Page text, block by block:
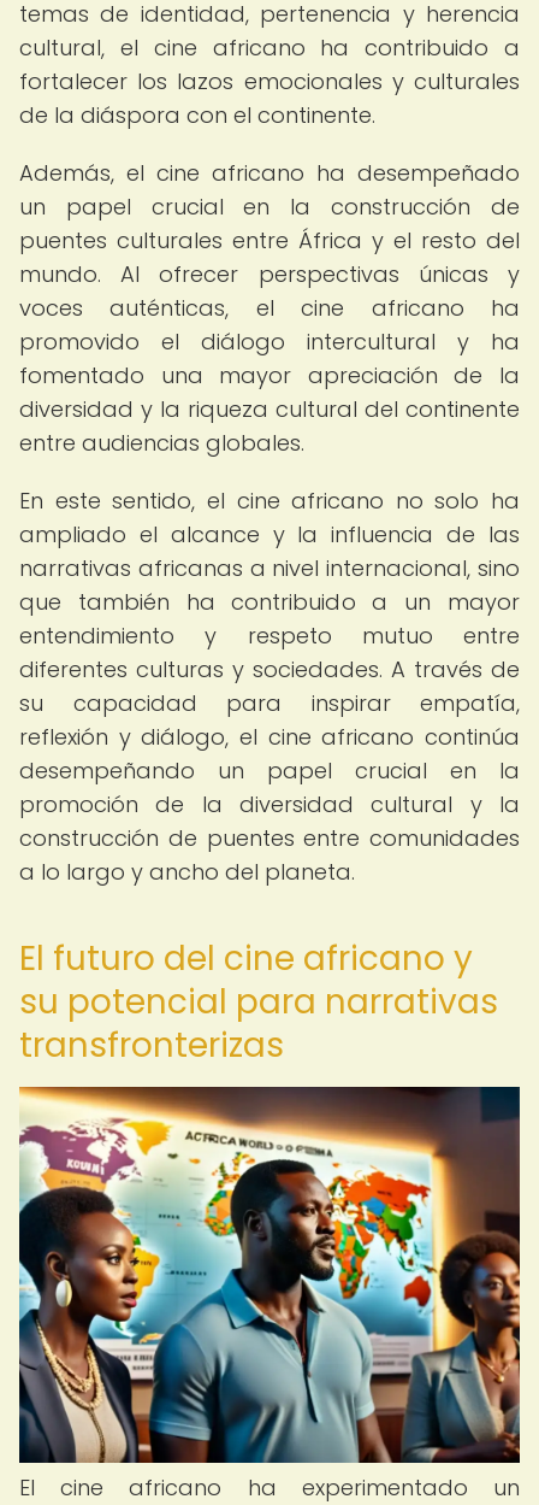
temas de identidad, pertenencia y herencia
cultural, el cine africano ha contribuido a
fortalecer los lazos emocionales y culturales
de la diáspora con el continente.
Además, el cine africano ha desempeñado
un papel crucial en la construcción de
puentes culturales entre África y el resto del
mundo. Al ofrecer perspectivas únicas y
voces auténticas, el cine africano ha
promovido el diálogo intercultural y ha
fomentado una mayor apreciación de la
diversidad y la riqueza cultural del continente
entre audiencias globales.
En este sentido, el cine africano no solo ha
ampliado el alcance y la influencia de las
narrativas africanas a nivel internacional, sino
que también ha contribuido a un mayor
entendimiento y respeto mutuo entre
diferentes culturas y sociedades. A través de
su capacidad para inspirar empatía,
reflexión y diálogo, el cine africano continúa
desempeñando un papel crucial en la
promoción de la diversidad cultural y la
construcción de puentes entre comunidades
a lo largo y ancho del planeta.
El futuro del cine africano y
su potencial para narrativas
transfronterizas
El cine africano ha experimentado un